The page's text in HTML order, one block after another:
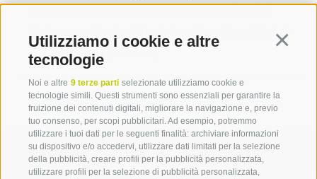
Utilizziamo i cookie e altre
tecnologie
Noi e altre 9 terze parti selezionate utilizziamo cookie e
tecnologie simili. Questi strumenti sono essenziali per garantire la
fruizione dei contenuti digitali, migliorare la navigazione e, previo
tuo consenso, per scopi pubblicitari. Ad esempio, potremmo
utilizzare i tuoi dati per le seguenti finalità: archiviare informazioni
su dispositivo e/o accedervi, utilizzare dati limitati per la selezione
della pubblicità, creare profili per la pubblicità personalizzata,
utilizzare profili per la selezione di pubblicità personalizzata,
Provincia Autonoma di Bolzano (Italia)
Euregio Tirolo-AltoAdige-Trentino (Italia)
Land Tirol (Austria)